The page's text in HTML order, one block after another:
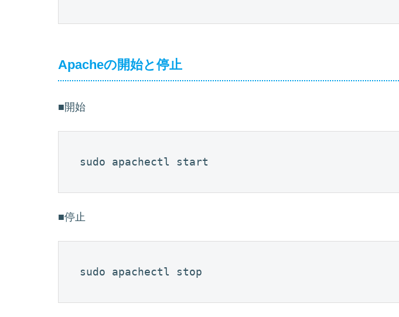
Apacheの開始と停止
■開始
sudo apachectl start
■停止
sudo apachectl stop